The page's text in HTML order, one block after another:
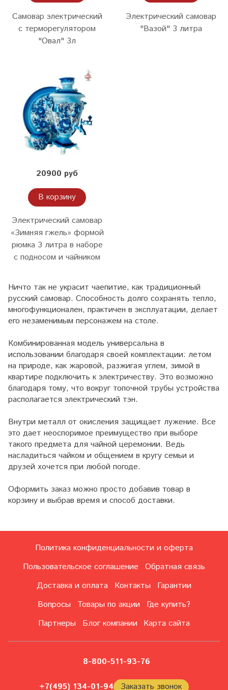
Самовар электрический
с терморегулятором
"Овал" 3л
Электрический самовар
"Вазой" 3 литра
20900 руб
В корзину
Электрический самовар
«Зимняя гжель» формой
рюмка 3 литра в наборе
с подносом и чайником
Ничто так не украсит чаепитие, как традиционный
русский самовар. Способность долго сохранять тепло,
многофункционален, практичен в эксплуатации, делает
его незаменимым персонажем на столе.
Комбинированная модель универсальна в
использовании благодаря своей комплектации: летом
на природе, как жаровой, разжигая углем, зимой в
квартире подключить к электричеству. Это возможно
благодаря тому, что вокруг топочной трубы устройства
располагается электрический тэн.
Внутри металл от окисления защищает лужение. Все
это дает неоспоримое преимущество при выборе
такого предмета для чайной церемонии. Ведь
насладиться чайком и общением в кругу семьи и
друзей хочется при любой погоде.
Оформить заказ можно просто добавив товар в
корзину и выбрав время и способ доставки.
Политика конфиденциальности и оферта
Пользовательское соглашение
Обратная связь
Доставка и оплата
Контакты
Гарантии
Вопросы
Товары по акции
Где купить?
Партнеры
Блог компании Карта сайта
8-800-511-93-76
+7(495) 134-01-94 Заказать звонок